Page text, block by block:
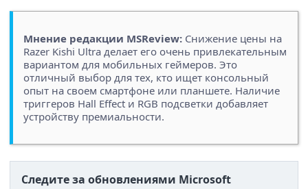
Мнение редакции MSReview: Снижение цены на
Razer Kishi Ultra делает его очень привлекательным
вариантом для мобильных геймеров. Это
отличный выбор для тех, кто ищет консольный
опыт на своем смартфоне или планшете. Наличие
триггеров Hall Effect и RGB подсветки добавляет
устройству премиальности.
Следите за обновлениями Microsoft